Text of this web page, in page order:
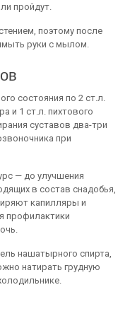
пройдут.
поэтому после
руки с мылом.
состояния по 2 ст.л.
и 1 ст.л. пихтового
суставов два-три
при
— до улучшения
в состав снадобья,
капилляры и
профилактики
нашатырного спирта,
натирать грудную